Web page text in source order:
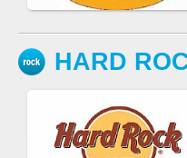
HARD